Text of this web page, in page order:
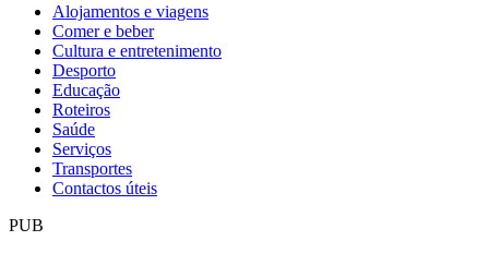
Alojamentos e viagens
Comer e beber
Cultura e entretenimento
Desporto
Educação
Roteiros
Saúde
Serviços
Transportes
Contactos úteis
PUB